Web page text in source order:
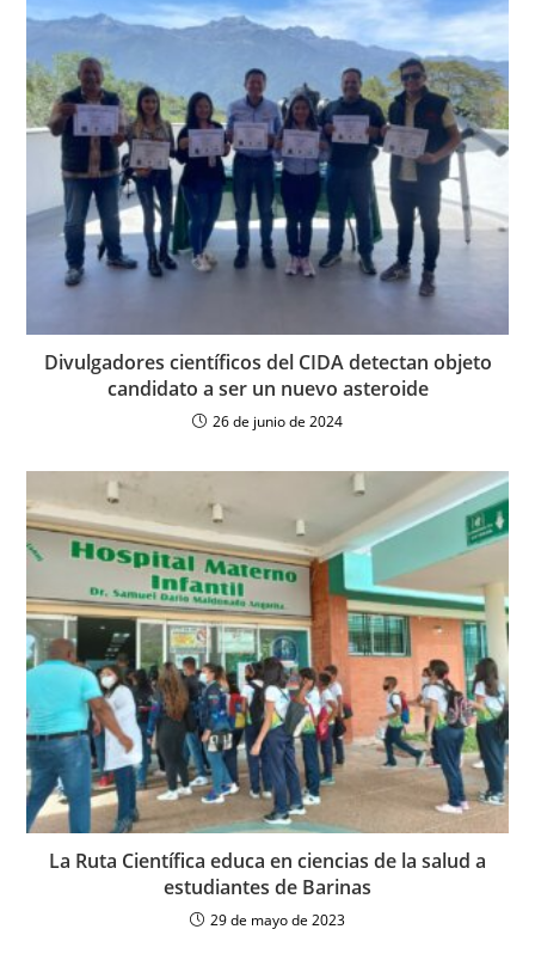
Divulgadores científicos del CIDA detectan objeto
candidato a ser un nuevo asteroide
26 de junio de 2024
La Ruta Científica educa en ciencias de la salud a
estudiantes de Barinas
29 de mayo de 2023